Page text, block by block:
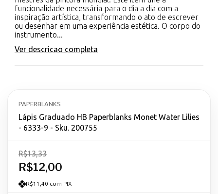
funcionalidade necessária para o dia a dia com a
inspiração artística, transformando o ato de escrever
ou desenhar em uma experiência estética. O corpo do
instrumento...
Ver descricao completa
PAPERBLANKS
Lápis Graduado HB Paperblanks Monet Water Lilies
- 6333-9 - Sku. 200755
R$12,00
R$13,33
R$11,40 com PIX